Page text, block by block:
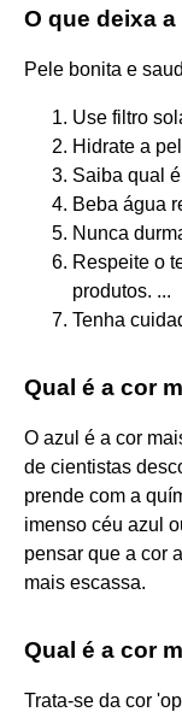
O que deixa
Pele bonita e
Use filtro
Hidrate a
Saiba qual
Beba água
Nunca
Respeite o
produtos. ...
Tenha
Qual é a cor
O azul é a cor
de cientistas
prende com a
imenso céu azul
pensar que a cor
mais escassa.
Qual é a cor
Trata-se da cor